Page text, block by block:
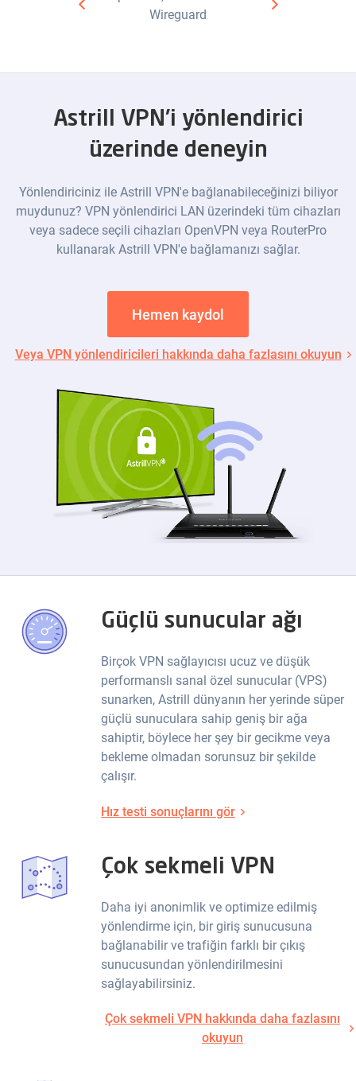
Wireguard
Astrill VPN'i yönlendirici
üzerinde deneyin
Yönlendiriciniz ile Astrill VPN'e bağlanabileceğinizi biliyor
muydunuz? VPN yönlendirici LAN üzerindeki tüm cihazları
veya sadece seçili cihazları OpenVPN veya RouterPro
kullanarak Astrill VPN'e bağlamanızı sağlar.
Hemen kaydol
Veya VPN yönlendiricileri hakkında daha fazlasını okuyun
Güçlü sunucular ağı
Birçok VPN sağlayıcısı ucuz ve düşük
performanslı sanal özel sunucular (VPS)
sunarken, Astrill dünyanın her yerinde süper
güçlü sunuculara sahip geniş bir ağa
sahiptir, böylece her şey bir gecikme veya
bekleme olmadan sorunsuz bir şekilde
çalışır.
Hız testi sonuçlarını gör
Çok sekmeli VPN
Daha iyi anonimlik ve optimize edilmiş
yönlendirme için, bir giriş sunucusuna
bağlanabilir ve trafiğin farklı bir çıkış
sunucusundan yönlendirilmesini
sağlayabilirsiniz.
Çok sekmeli VPN hakkında daha fazlasını
okuyun